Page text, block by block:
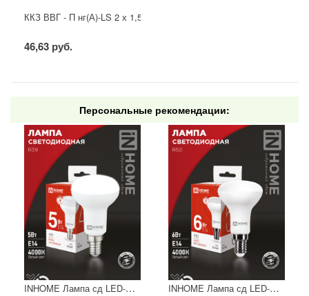
ККЗ ВВГ - П нг(А)-LS 2 х 1,5 ГОСТ
46,63 руб.
Персональные рекомендации:
INHOME Лампа сд LED-R39-VC 5Вт 230В Е14 4000К 410Лм INHOME Лампа сд LED-R50-VC 6Вт 230В Е14 3000К 530Лм